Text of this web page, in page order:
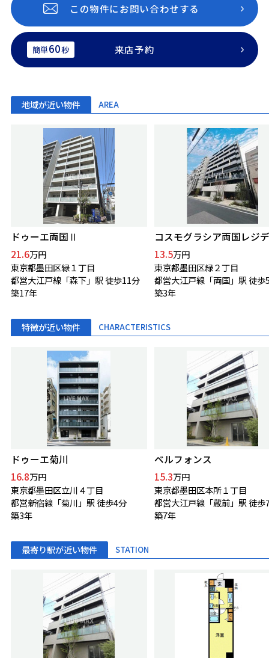
この物件にお問い合わせする
簡単60秒 来店予約
地域が近い物件 AREA
ドゥーエ両国Ⅱ
21.6万円
東京都墨田区緑１丁目
都営大江戸線「森下」駅 徒歩11分
築17年
コスモグラシア両国レジ
13.5万円
東京都墨田区緑２丁目
都営大江戸線「両国」駅 徒歩
築3年
特徴が近い物件 CHARACTERISTICS
ドゥーエ菊川
16.8万円
東京都墨田区立川４丁目
都営新宿線「菊川」駅 徒歩4分
築3年
ベルフォンス
15.3万円
東京都墨田区本所１丁目
都営大江戸線「蔵前」駅 徒歩
築7年
最寄り駅が近い物件 STATION